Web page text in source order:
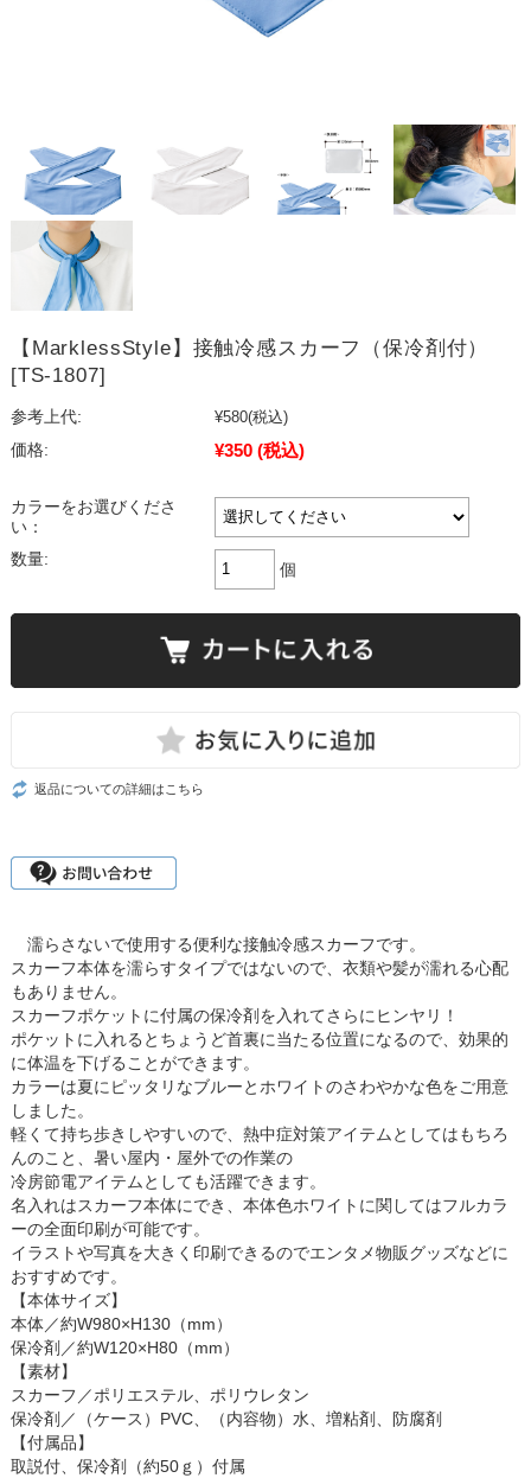
【MarklessStyle】接触冷感スカーフ（保冷剤付）
[TS-1807]
参考上代: ¥580(税込)
価格:
¥350 (税込)
カラーをお選びくださ
い：
数量:
個
返品についての詳細はこちら
濡らさないで使用する便利な接触冷感スカーフです。
スカーフ本体を濡らすタイプではないので、衣類や髪が濡れる心配
もありません。
スカーフポケットに付属の保冷剤を入れてさらにヒンヤリ！
ポケットに入れるとちょうど首裏に当たる位置になるので、効果的
に体温を下げることができます。
カラーは夏にピッタリなブルーとホワイトのさわやかな色をご用意
しました。
軽くて持ち歩きしやすいので、熱中症対策アイテムとしてはもちろ
んのこと、暑い屋内・屋外での作業の
冷房節電アイテムとしても活躍できます。
名入れはスカーフ本体にでき、本体色ホワイトに関してはフルカラ
ーの全面印刷が可能です。
イラストや写真を大きく印刷できるのでエンタメ物販グッズなどに
おすすめです。
【本体サイズ】
本体／約W980×H130（mm）
保冷剤／約W120×H80（mm）
【素材】
スカーフ／ポリエステル、ポリウレタン
保冷剤／（ケース）PVC、（内容物）水、増粘剤、防腐剤
【付属品】
取説付、保冷剤（約50ｇ）付属